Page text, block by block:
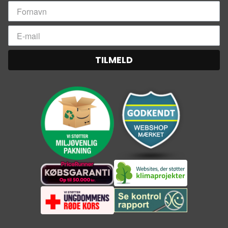
4.000 L (1.000 gallons) vand, det er nok drikkevand
til én i over 5 år
Specs:
Vægt: 65g
Dimensioner: 3,2 x 19,5 cm
TILMELD